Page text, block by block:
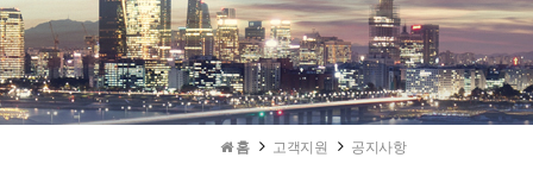
홈 고객지원 공지사항